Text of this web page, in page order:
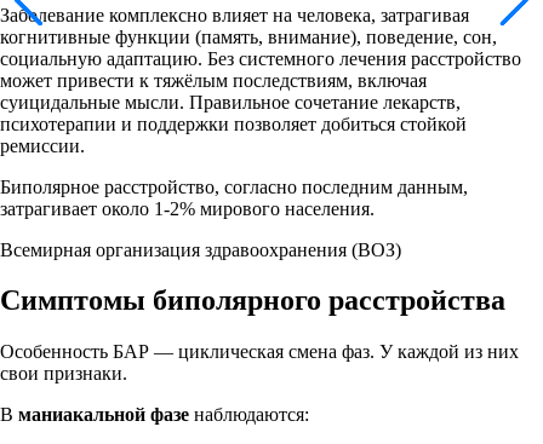
Заболевание комплексно влияет на человека, затрагивая
когнитивные функции (память, внимание), поведение, сон,
социальную адаптацию. Без системного лечения расстройство
может привести к тяжёлым последствиям, включая
суицидальные мысли. Правильное сочетание лекарств,
психотерапии и поддержки позволяет добиться стойкой
ремиссии.
Биполярное расстройство, согласно последним данным,
затрагивает около 1-2% мирового населения.
Всемирная организация здравоохранения (ВОЗ)
Симптомы биполярного расстройства
Особенность БАР — циклическая смена фаз. У каждой из них
свои признаки.
В маниакальной фазе наблюдаются: